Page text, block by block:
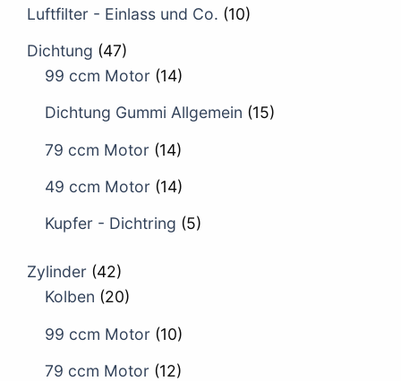
Luftfilter - Einlass und Co. (10)
Dichtung (47)
99 ccm Motor (14)
Dichtung Gummi Allgemein (15)
79 ccm Motor (14)
49 ccm Motor (14)
Kupfer - Dichtring (5)
Zylinder (42)
Kolben (20)
99 ccm Motor (10)
79 ccm Motor (12)